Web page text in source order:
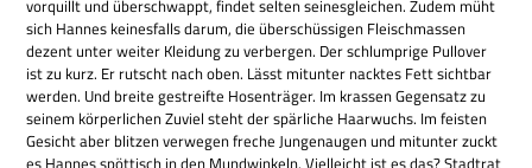
vor­quillt und über­schwappt, fin­det sel­ten sei­nes­glei­chen. Zudem müht
sich Han­nes kei­nes­falls darum, die über­schüs­si­gen Fleisch­mas­sen
dezent unter wei­ter Klei­dung zu ver­ber­gen. Der schlump­rige Pull­over
ist zu kurz. Er rutscht nach oben. Lässt mit­un­ter nack­tes Fett sicht­bar
wer­den. Und breite gestreifte Hosen­trä­ger. Im kras­sen Gegen­satz zu
sei­nem kör­per­li­chen Zuviel steht der spär­li­che Haar­wuchs. Im fei­sten
Gesicht aber blit­zen ver­we­gen fre­che Jun­gen­au­gen und mit­un­ter zuckt
es Han­nes spöt­tisch in den Mund­win­keln. Viel­leicht ist es das? Stadt­rat